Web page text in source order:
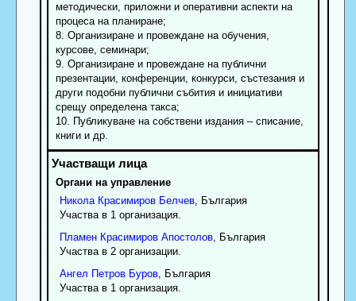
методически, приложни и оперативни аспекти на
процеса на планиране;
8. Организиране и провеждане на обучения,
курсове, семинари;
9. Организиране и провеждане на публични
презентации, конференции, конкурси, състезания и
други подобни публични събития и инициативи
срещу определена такса;
10. Публикуване на собствени издания – списание,
книги и др.
Органи на управление
Никола Красимиров Белчев, България
Участва в 1 организация.
Пламен Красимиров Апостолов, България
Участва в 2 организации.
Ангел Петров Буров, България
Участва в 1 организация.